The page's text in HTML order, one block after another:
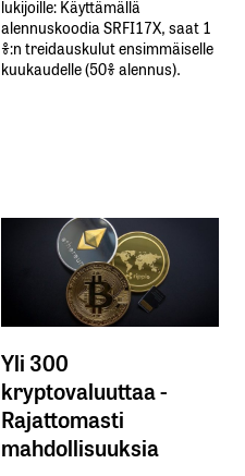
lukijoille: Käyttämällä​ ​
alennuskoodia​ ​SRFI17X,​ ​saat​ ​1
%:n treidauskulut​ ​ensimmäiselle​ ​
kuukaudelle​ ​(50%​ ​alennus).
Yli 300
kryptovaluuttaa -
Rajattomasti
mahdollisuuksia